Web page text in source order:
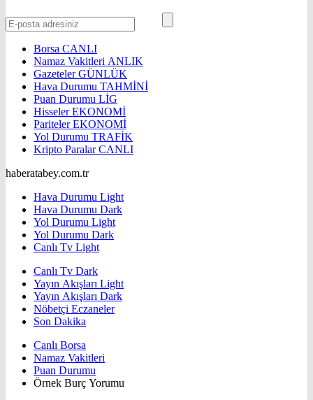
Borsa CANLI
Namaz Vakitleri ANLIK
GazetelerGÜNLÜK
Hava Durumu TAHMİNİ
Puan Durumu LİG
HisselerEKONOMİ
ParitelerEKONOMİ
Yol Durumu TRAFİK
Kripto ParalarCANLI
haberatabey.com.tr
Hava Durumu Light
Hava Durumu Dark
Yol Durumu Light
Yol Durumu Dark
Canlı Tv Light
Canlı Tv Dark
Yayın Akışları Light
Yayın Akışları Dark
Nöbetçi Eczaneler
Son Dakika
Canlı Borsa
Namaz Vakitleri
Puan Durumu
Örnek Burç Yorumu